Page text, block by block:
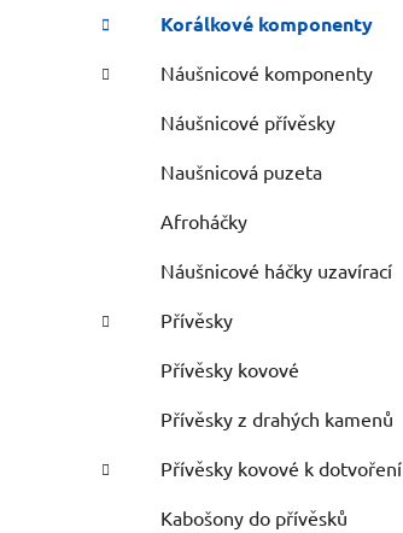
Korálkové komponenty
Náušnicové komponenty
Náušnicové přívěsky
Naušnicová puzeta
Afroháčky
Náušnicové háčky uzavírací
Přívěsky
Přívěsky kovové
Přívěsky z drahých kamenů
Přívěsky kovové k dotvoření
Kabošony do přívěsků